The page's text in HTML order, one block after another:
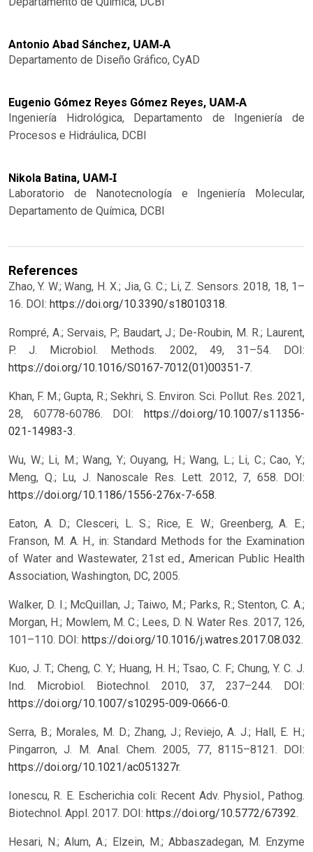
Antonio Abad Sánchez, UAM-A
Departamento de Diseño Gráfico, CyAD
Eugenio Gómez Reyes Gómez Reyes, UAM-A
Ingeniería Hidrológica, Departamento de Ingeniería de
Procesos e Hidráulica, DCBI
Nikola Batina, UAM-I
Laboratorio de Nanotecnología e Ingeniería Molecular,
Departamento de Química, DCBI
References
Zhao, Y. W.; Wang, H. X.; Jia, G. C.; Li, Z. Sensors. 2018, 18, 1–
16. DOI: https://doi.org/10.3390/s18010318.
Rompré, A.; Servais, P.; Baudart, J.; De-Roubin, M. R.; Laurent,
P. J. Microbiol. Methods. 2002, 49, 31–54. DOI:
https://doi.org/10.1016/S0167-7012(01)00351-7.
Khan, F. M.; Gupta, R.; Sekhri, S. Environ. Sci. Pollut. Res. 2021,
28, 60778-60786. DOI:
https://doi.org/10.1007/s11356-
021-14983-3.
Wu, W.; Li, M.; Wang, Y.; Ouyang, H.; Wang, L.; Li, C.; Cao, Y.;
Meng, Q.; Lu, J. Nanoscale Res. Lett. 2012, 7, 658. DOI:
https://doi.org/10.1186/1556-276x-7-658.
Eaton, A. D.; Clesceri, L. S.; Rice, E. W.; Greenberg, A. E.;
Franson, M. A. H., in: Standard Methods for the Examination
of Water and Wastewater, 21st ed., American Public Health
Association, Washington, DC, 2005.
Walker, D. I.; McQuillan, J.; Taiwo, M.; Parks, R.; Stenton, C. A.;
Morgan, H.; Mowlem, M. C.; Lees, D. N. Water Res. 2017, 126,
101–110. DOI: https://doi.org/10.1016/j.watres.2017.08.032.
Kuo, J. T.; Cheng, C. Y.; Huang, H. H.; Tsao, C. F.; Chung, Y. C. J.
Ind. Microbiol. Biotechnol. 2010, 37, 237–244. DOI:
https://doi.org/10.1007/s10295-009-0666-0.
Serra, B.; Morales, M. D.; Zhang, J.; Reviejo, A. J.; Hall, E. H.;
Pingarron, J. M. Anal. Chem. 2005, 77, 8115–8121. DOI:
https://doi.org/10.1021/ac051327r.
Ionescu, R. E. Escherichia coli: Recent Adv. Physiol., Pathog.
Biotechnol. Appl. 2017. DOI: https://doi.org/10.5772/67392.
Hesari, N.; Alum, A.; Elzein, M.; Abbaszadegan, M. Enzyme